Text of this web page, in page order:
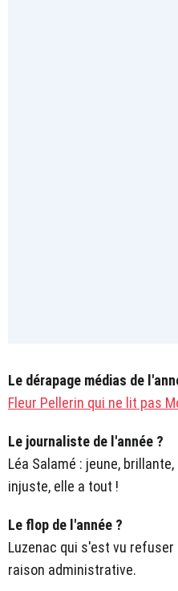
Le dérapage médias de
Fleur Pellerin qui ne lit pas
Le journaliste de l'année ?
Léa Salamé : jeune,
injuste, elle a tout !
Le flop de l'année ?
Luzenac qui s'est vu
raison administrative.